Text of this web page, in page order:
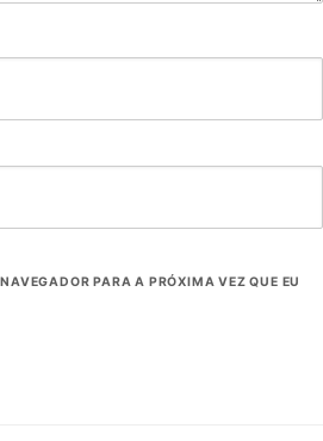
PARA A PRÓXIMA VEZ QUE EU